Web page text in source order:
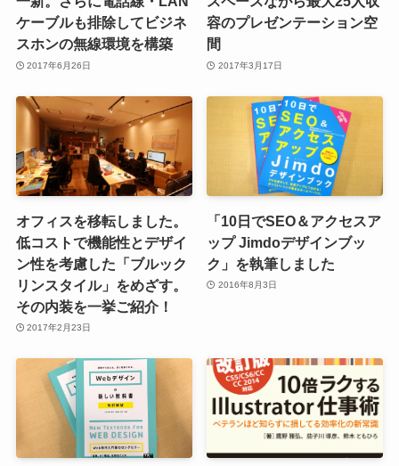
ケーブルも排除してビジネ
スホンの無線環境を構築
2017年6月26日
容のプレゼンテーション空
間
2017年3月17日
オフィスを移転しました。
低コストで機能性とデザイ
ン性を考慮した「ブルック
リンスタイル」をめざす。
その内装を一挙ご紹介！
2017年2月23日
「10日でSEO＆アクセスア
ップ Jimdoデザインブッ
ク」を執筆しました
2016年8月3日